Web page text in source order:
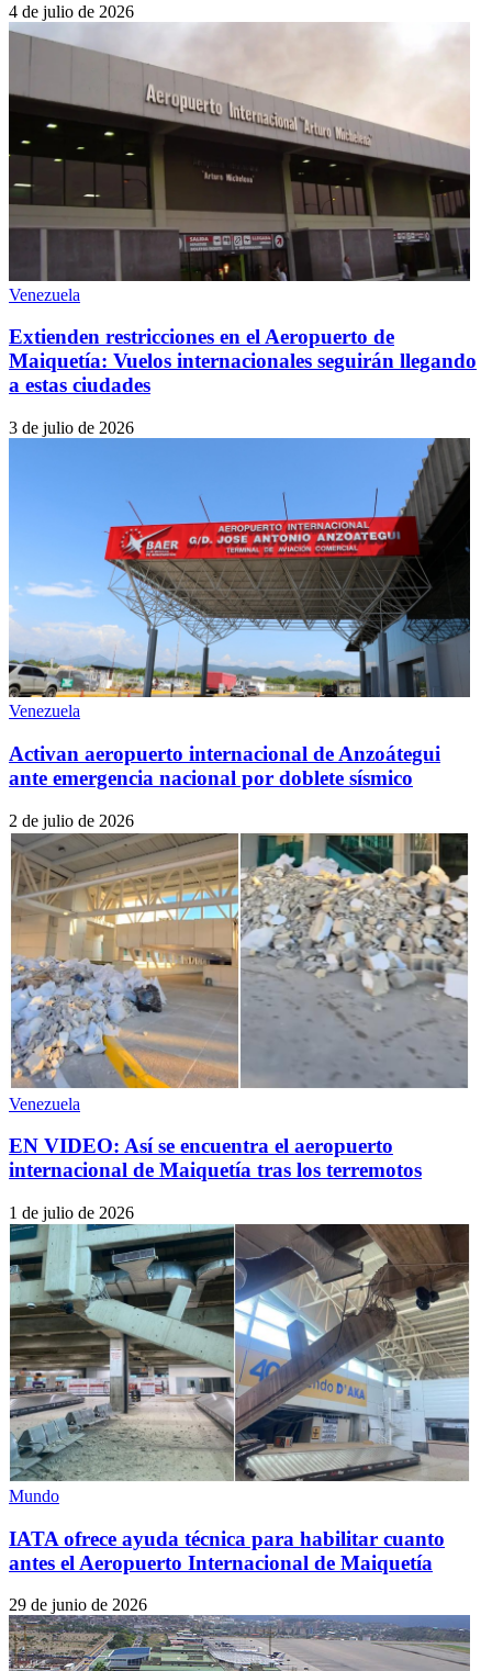
4 de julio de 2026
Venezuela
Extienden restricciones en el Aeropuerto de
Maiquetía: Vuelos internacionales seguirán llegando
a estas ciudades
3 de julio de 2026
Venezuela
Activan aeropuerto internacional de Anzoátegui
ante emergencia nacional por doblete sísmico
2 de julio de 2026
Venezuela
EN VIDEO: Así se encuentra el aeropuerto
internacional de Maiquetía tras los terremotos
1 de julio de 2026
Mundo
IATA ofrece ayuda técnica para habilitar cuanto
antes el Aeropuerto Internacional de Maiquetía
29 de junio de 2026